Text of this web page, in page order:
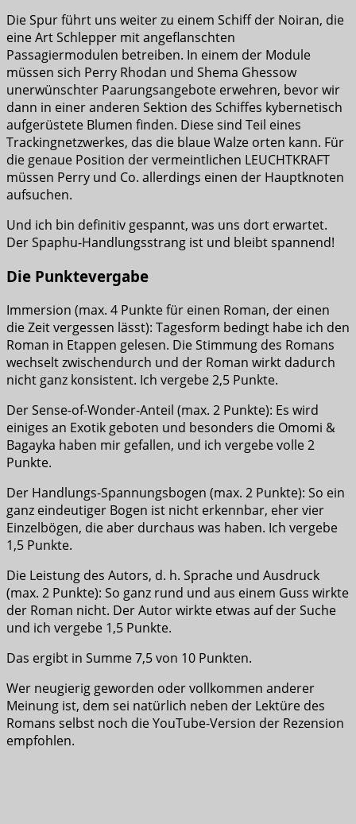
Die Spur führt uns weiter zu einem Schiff der Noiran, die
eine Art Schlepper mit angeflanschten
Passagiermodulen betreiben. In einem der Module
müssen sich Perry Rhodan und Shema Ghessow
unerwünschter Paarungsangebote erwehren, bevor wir
dann in einer anderen Sektion des Schiffes kybernetisch
aufgerüstete Blumen finden. Diese sind Teil eines
Trackingnetzwerkes, das die blaue Walze orten kann. Für
die genaue Position der vermeintlichen LEUCHTKRAFT
müssen Perry und Co. allerdings einen der Hauptknoten
aufsuchen.
Und ich bin definitiv gespannt, was uns dort erwartet.
Der Spaphu-Handlungsstrang ist und bleibt spannend!
Die Punktevergabe
Immersion (max. 4 Punkte für einen Roman, der einen
die Zeit vergessen lässt): Tagesform bedingt habe ich den
Roman in Etappen gelesen. Die Stimmung des Romans
wechselt zwischendurch und der Roman wirkt dadurch
nicht ganz konsistent. Ich vergebe 2,5 Punkte.
Der Sense-of-Wonder-Anteil (max. 2 Punkte): Es wird
einiges an Exotik geboten und besonders die Omomi &
Bagayka haben mir gefallen, und ich vergebe volle 2
Punkte.
Der Handlungs-Spannungsbogen (max. 2 Punkte): So ein
ganz eindeutiger Bogen ist nicht erkennbar, eher vier
Einzelbögen, die aber durchaus was haben. Ich vergebe
1,5 Punkte.
Die Leistung des Autors, d. h. Sprache und Ausdruck
(max. 2 Punkte): So ganz rund und aus einem Guss wirkte
der Roman nicht. Der Autor wirkte etwas auf der Suche
und ich vergebe 1,5 Punkte.
Das ergibt in Summe 7,5 von 10 Punkten.
Wer neugierig geworden oder vollkommen anderer
Meinung ist, dem sei natürlich neben der Lektüre des
Romans selbst noch die YouTube-Version der Rezension
empfohlen.